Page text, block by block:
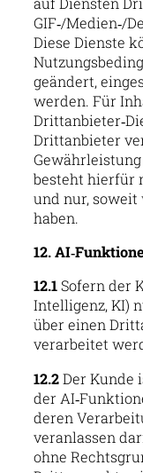
GIF‑/Medien‑/
Diese Dienste
geändert,
werden. Für
Drittanbieter
besteht hierfür
und nur,
haben.
12.
12.1Sofern der
Intelligenz, KI)
über einen
verarbeitet
12.2Der Kunde
der
deren
veranlassen
ohne